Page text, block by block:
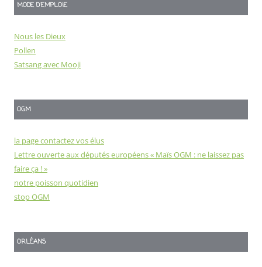
MODE D'EMPLOIE
Nous les Dieux
Pollen
Satsang avec Mooji
OGM
la page contactez vos élus
Lettre ouverte aux députés européens « Maïs OGM : ne laissez pas
faire ça ! »
notre poisson quotidien
stop OGM
ORLÉANS